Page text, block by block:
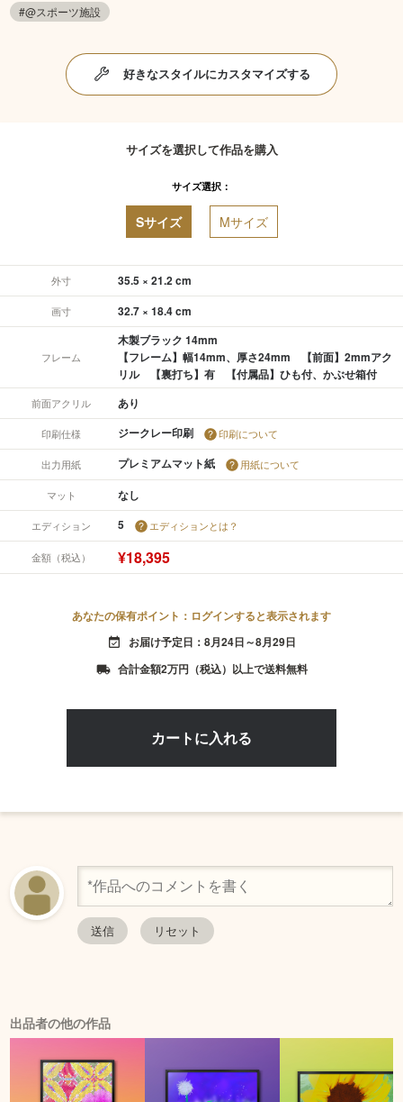
#@スポーツ施設
好きなスタイルにカスタマイズする
サイズを選択して作品を購入
サイズ選択：
Sサイズ Mサイズ
外寸 35.5 × 21.2 cm
画寸 32.7 × 18.4 cm
フレーム
木製ブラック 14mm
【フレーム】幅14mm、厚さ24mm 【前面】2mmアク
リル 【裏打ち】有 【付属品】ひも付、かぶせ箱付
前面アクリル あり
印刷仕様 ジークレー印刷 印刷について
出力用紙 プレミアムマット紙 用紙について
マット なし
エディション 5 エディションとは？
金額（税込） ¥18,395
あなたの保有ポイント：ログインすると表示されます
event_available お届け予定日：8月24日～8月29日
local_shipping 合計金額2万円（税込）以上で送料無料
出品者の他の作品